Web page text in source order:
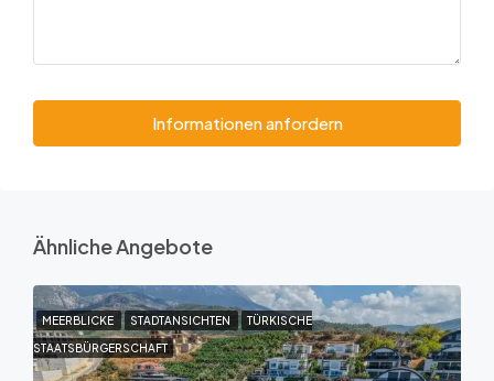
Informationen anfordern
Ähnliche Angebote
MEERBLICKE STADTANSICHTEN TÜRKISCHE
STAATSBÜRGERSCHAFT